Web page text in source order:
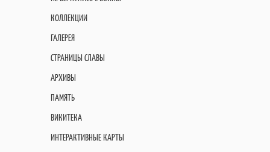
КОЛЛЕКЦИИ
ГАЛЕРЕЯ
СТРАНИЦЫ СЛАВЫ
АРХИВЫ
ПАМЯТЬ
ВИКИТЕКА
ИНТЕРАКТИВНЫЕ КАРТЫ